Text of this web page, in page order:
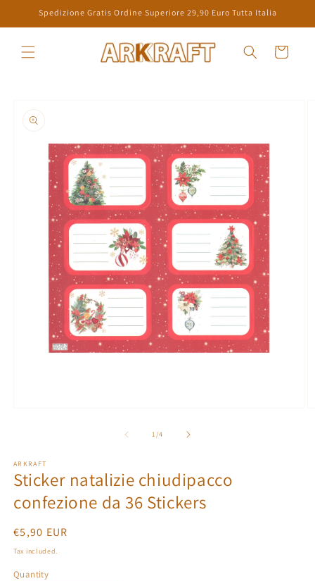
Skip to
content
Spedizione Gratis Ordine Superiore 29,90 Euro Tutta Italia
Cart
product
information
1/of
4
ARKRAFT
Sticker natalizie chiudipacco
confezione da 36 Stickers
Regular
price
€5,90 EUR
Tax included.
Quantity